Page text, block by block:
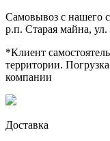
Самовывоз с нашего
р.п. Старая майна, ул.
*Клиент
территории.
компании
Доставка